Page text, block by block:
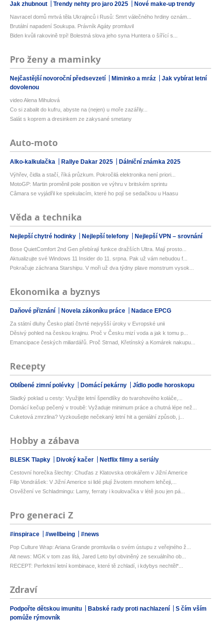
Jak zhubnout Trendy nehty pro jaro 2025 Nové make-up trendy
Navracel domů mrtvá těla Ukrajinců i Rusů: Smrt válečného hrdiny oznám...
Brutální napadení Soukupa. Právník Agáty promluvil
Biden kvůli rakovině trpí! Bolestná slova jeho syna Huntera o šířící s...
Pro ženy a maminky
Nejčastější novoroční předsevzetí Miminko a mráz
Jak vybírat letní
dovolenou
video Alena Mihulová
Co si zabalit do kufru, abyste na (nejen) u moře zazářily...
Salát s koprem a dresinkem ze zakysané smetany
Auto-moto
Alko-kalkulačka Rallye Dakar 2025 Dálniční známka 2025
Výhřev, čidla a stačí, říká průzkum. Pokročilá elektronika není priori...
MotoGP: Martin proměnil pole position ve výhru v britském sprintu
Câmara se vyjádřil ke spekulacím, které ho pojí se sedačkou u Haasu
Věda a technika
Nejlepší chytré hodinky Nejlepší telefony Nejlepší VPN – srovnání
Bose QuietComfort 2nd Gen přebírají funkce dražších Ultra. Mají prosto...
Aktualizujte své Windows 11 Insider do 11. srpna. Pak už vám nebudou f...
Pokračuje záchrana Starshipu. V moři už dva týdny plave monstrum vysok...
Ekonomika a byznys
Daňové přiznání Novela zákoníku práce Nadace EPCG
Za státní dluhy Česko platí čtvrté nejvyšší úroky v Evropské unii
Děsivý pohled na českou krajinu. Proč v Česku mizí voda a jak k tomu p...
Emancipace českých miliardářů. Proč Strnad, Křetínský a Komárek nakupu...
Recepty
Oblíbené zimní polévky Domácí pekárny Jídlo podle horoskopu
Sladký poklad u cesty: Využijte letní špendlíky do tvarohového koláče,...
Domácí kečup pečený v troubě: Vyžaduje minimum práce a chutná lépe než...
Cuketová zmrzlina? Vyzkoušejte nečekaný letní hit a geniální způsob, j...
Hobby a zábava
BLESK Tlapky Divoký kačer Netflix filmy a seriály
Cestovní horečka šlechty: Chuďas z Klatovska otrokářem v Jižní Americe
Filip Vondrášek: V Jižní Americe si lidé plují životem mnohem lehčeji,...
Osvěžení ve Schladmingu: Lamy, ferraty i koulovačka v létě jsou jen pá...
Pro generaci Z
#inspirace #wellbeing #news
Pop Culture Wrap: Ariana Grande promluvila o svém ústupu z veřejného ž...
Alt news: MGK v tom zas lítá, Jared Leto byl obviněný ze sexuálního ob...
RECEPT: Perfektní letní kombinace, které tě zchladí, i kdybys nechtěl*...
Zdraví
Podpořte dětskou imunitu Babské rady proti nachlazení
S čím vším
pomůže rýmovník